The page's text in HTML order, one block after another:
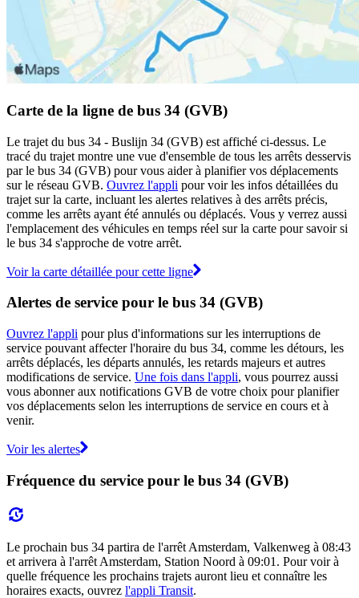
Carte de la ligne de bus 34 (GVB)
Le trajet du bus 34 - Buslijn 34 (GVB) est affiché ci-dessus. Le
tracé du trajet montre une vue d'ensemble de tous les arrêts desservis
par le bus 34 (GVB) pour vous aider à planifier vos déplacements
sur le réseau GVB. Ouvrez l'appli pour voir les infos détaillées du
trajet sur la carte, incluant les alertes relatives à des arrêts précis,
comme les arrêts ayant été annulés ou déplacés. Vous y verrez aussi
l'emplacement des véhicules en temps réel sur la carte pour savoir si
le bus 34 s'approche de votre arrêt.
Voir la carte détaillée pour cette ligne
Alertes de service pour le bus 34 (GVB)
Ouvrez l'appli pour plus d'informations sur les interruptions de
service pouvant affecter l'horaire du bus 34, comme les détours, les
arrêts déplacés, les départs annulés, les retards majeurs et autres
modifications de service. Une fois dans l'appli, vous pourrez aussi
vous abonner aux notifications GVB de votre choix pour planifier
vos déplacements selon les interruptions de service en cours et à
venir.
Voir les alertes
Fréquence du service pour le bus 34 (GVB)
Le prochain bus 34 partira de l'arrêt Amsterdam, Valkenweg à 08:43
et arrivera à l'arrêt Amsterdam, Station Noord à 09:01. Pour voir à
quelle fréquence les prochains trajets auront lieu et connaître les
horaires exacts, ouvrez l'appli Transit.